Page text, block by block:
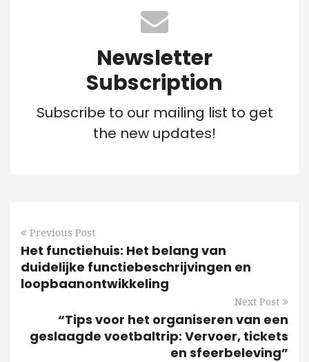
Newsletter
Subscription
Subscribe to our mailing list to get
the new updates!
Previous Post
Het functiehuis: Het belang van
duidelijke functiebeschrijvingen en
loopbaanontwikkeling
Next Post
“Tips voor het organiseren van een
geslaagde voetbaltrip: Vervoer, tickets
en sfeerbeleving”